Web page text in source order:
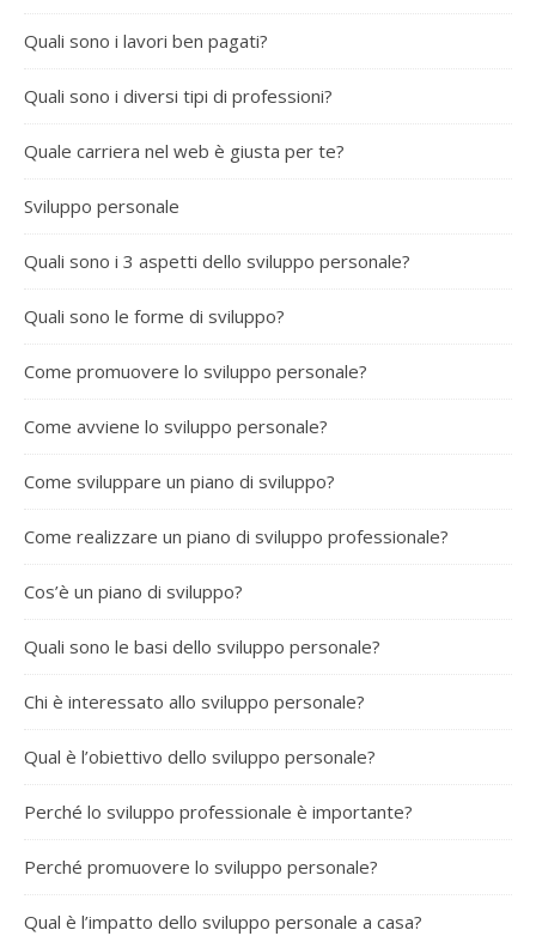
Quali sono i lavori ben pagati?
Quali sono i diversi tipi di professioni?
Quale carriera nel web è giusta per te?
Sviluppo personale
Quali sono i 3 aspetti dello sviluppo personale?
Quali sono le forme di sviluppo?
Come promuovere lo sviluppo personale?
Come avviene lo sviluppo personale?
Come sviluppare un piano di sviluppo?
Come realizzare un piano di sviluppo professionale?
Cos’è un piano di sviluppo?
Quali sono le basi dello sviluppo personale?
Chi è interessato allo sviluppo personale?
Qual è l’obiettivo dello sviluppo personale?
Perché lo sviluppo professionale è importante?
Perché promuovere lo sviluppo personale?
Qual è l’impatto dello sviluppo personale a casa?